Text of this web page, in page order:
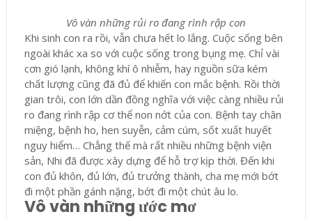
Vô vàn những rủi ro đang rình rập con
Khi sinh con ra rồi, vẫn chưa hết lo lắng. Cuộc sống bên
ngoài khác xa so với cuộc sống trong bụng mẹ. Chỉ vài
cơn gió lạnh, không khí ô nhiễm, hay nguồn sữa kém
chất lượng cũng đã đủ để khiến con mắc bệnh. Rồi thời
gian trôi, con lớn dần đồng nghĩa với việc càng nhiều rủi
ro đang rình rập cơ thể non nớt của con. Bệnh tay chân
miệng, bệnh ho, hen suyễn, cảm cúm, sốt xuất huyết
nguy hiểm… Chẳng thế mà rất nhiều những bệnh viện
sản, Nhi đã được xây dựng để hỗ trợ kịp thời. Đến khi
con đủ khôn, đủ lớn, đủ trưởng thành, cha mẹ mới bớt
đi một phần gánh nặng, bớt đi một chút âu lo.
Vô vàn những ước mơ